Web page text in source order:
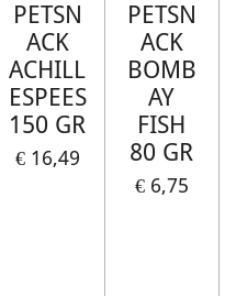
PETSN
ACK
ACHILL
ESPEES
150 GR
€ 16,49
PETSN
ACK
BOMB
AY
FISH
80 GR
€ 6,75